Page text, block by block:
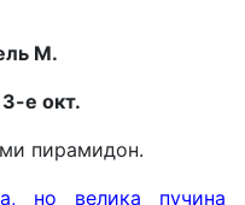
М.
е окт.
пирамидон.
но велика пучина